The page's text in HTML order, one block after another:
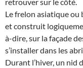
Le frelon asiatique ou
et construit
à-dire, sur la façade
s’installer dans les
Durant l’hiver, un nid